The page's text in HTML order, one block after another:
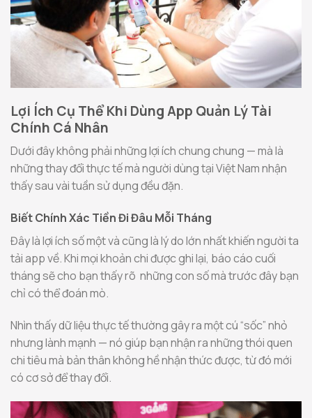
Lợi Ích Cụ Thể Khi Dùng App Quản Lý Tài
Chính Cá Nhân
Dưới đây không phải những lợi ích chung chung — mà là
những thay đổi thực tế mà người dùng tại Việt Nam nhận
thấy sau vài tuần sử dụng đều đặn.
Biết Chính Xác Tiền Đi Đâu Mỗi Tháng
Đây là lợi ích số một và cũng là lý do lớn nhất khiến người ta
tải app về. Khi mọi khoản chi được ghi lại, báo cáo cuối
tháng sẽ cho bạn thấy rõ những con số mà trước đây bạn
chỉ có thể đoán mò.
Nhìn thấy dữ liệu thực tế thường gây ra một cú “sốc” nhỏ
nhưng lành mạnh — nó giúp bạn nhận ra những thói quen
chi tiêu mà bản thân không hề nhận thức được, từ đó mới
có cơ sở để thay đổi.